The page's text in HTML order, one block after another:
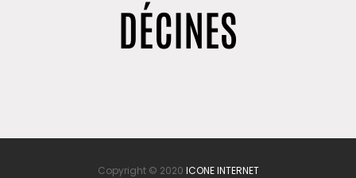
DÉCINES
Copyright © 2020 ICONE INTERNET